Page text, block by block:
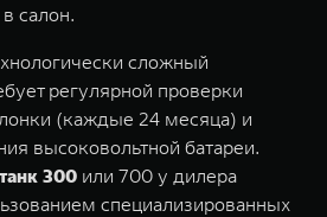
салон.
сложный
регулярной проверки
(каждые 24 месяца) и
высоковольтной батареи.
300 или 700 у дилера
специализированных